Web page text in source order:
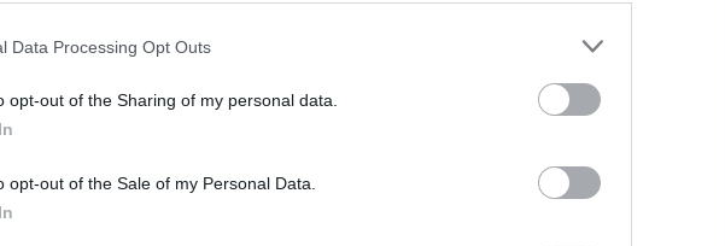
Data Processing Opt Outs
opt-out of the Sharing of my personal data.
opt-out of the Sale of my Personal Data.